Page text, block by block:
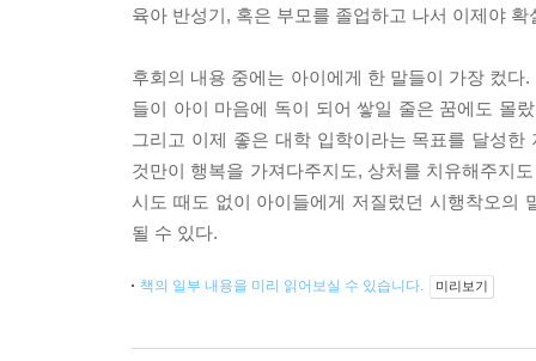
육아 반성기, 혹은 부모를 졸업하고 나서 이제야
후회의 내용 중에는 아이에게 한 말들이 가장 컸
들이 아이 마음에 독이 되어 쌓일 줄은 꿈에도 몰
그리고 이제 좋은 대학 입학이라는 목표를 달성
것만이 행복을 가져다주지도, 상처를 치유해주지
시도 때도 없이 아이들에게 저질렀던 시행착오의
될 수 있다.
책의 일부 내용을 미리 읽어보실 수 있습니다. 미리보기